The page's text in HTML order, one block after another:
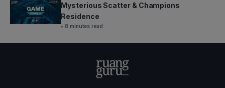
Mysterious Scatter & Champions
Residence
• 8 minutes read